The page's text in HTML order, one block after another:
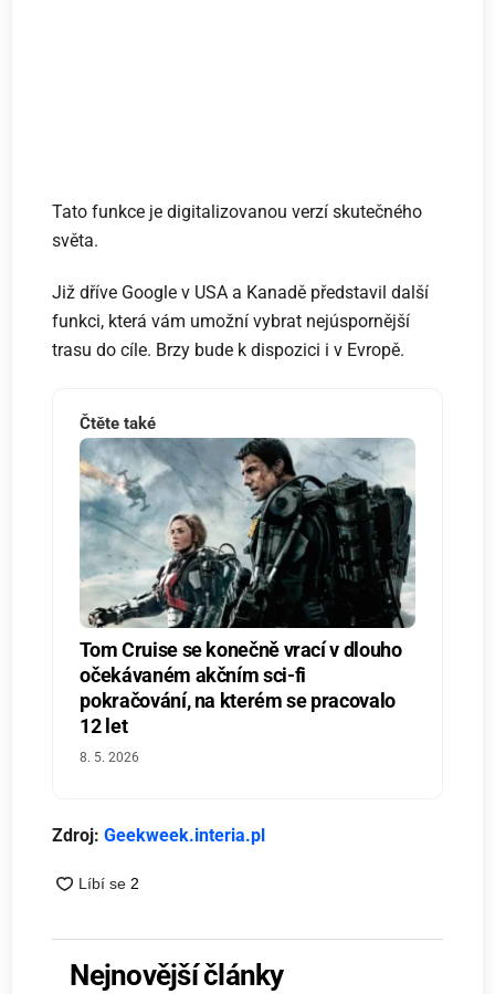
Tato funkce je digitalizovanou verzí skutečného
světa.
Již dříve Google v USA a Kanadě představil další
funkci, která vám umožní vybrat nejúspornější
trasu do cíle. Brzy bude k dispozici i v Evropě.
Čtěte také
Tom Cruise se konečně vrací v dlouho
očekávaném akčním sci-fi
pokračování, na kterém se pracovalo
12 let
8. 5. 2026
Zdroj:Geekweek.interia.pl
Nejnovější články